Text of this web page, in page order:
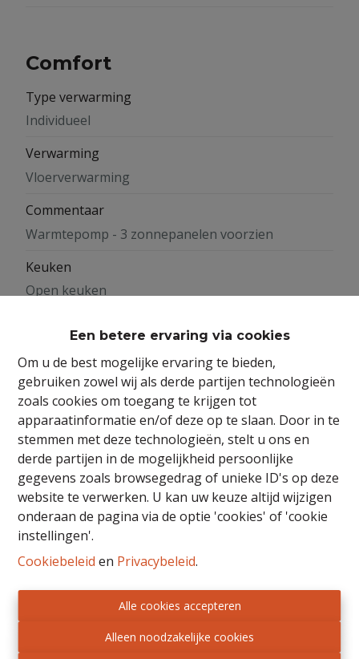
Een betere ervaring via cookies
Om u de best mogelijke ervaring te bieden,
gebruiken zowel wij als derde partijen technologieën
zoals cookies om toegang te krijgen tot
apparaatinformatie en/of deze op te slaan. Door in te
stemmen met deze technologieën, stelt u ons en
derde partijen in de mogelijkheid persoonlijke
gegevens zoals browsegedrag of unieke ID's op deze
website te verwerken. U kan uw keuze altijd wijzigen
onderaan de pagina via de optie 'cookies' of 'cookie
instellingen'.
Cookiebeleid en Privacybeleid.
Alle cookies accepteren
Alleen noodzakelijke cookies
Comfort
Type verwarming
Individueel
Verwarming
Vloerverwarming
Commentaar
Warmtepomp - 3 zonnepanelen voorzien
Keuken
Open keuken
Beglazing
Superisolerend
Raamkozijn
PVC
Bebouwing
Bebouwing
Niet meegedeeld